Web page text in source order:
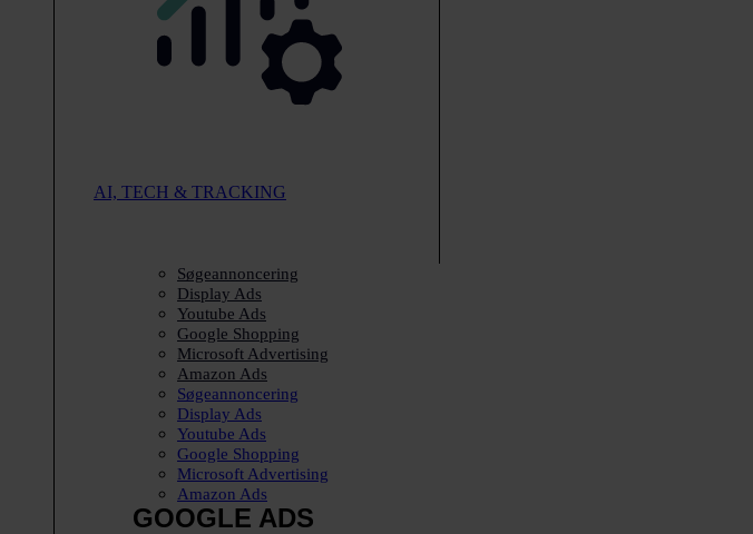
AI, TECH & TRACKING
Søgeannoncering
Display Ads
Youtube Ads
Google Shopping
Microsoft Advertising
Amazon Ads
Søgeannoncering
Display Ads
Youtube Ads
Google Shopping
Microsoft Advertising
Amazon Ads
GOOGLE ADS